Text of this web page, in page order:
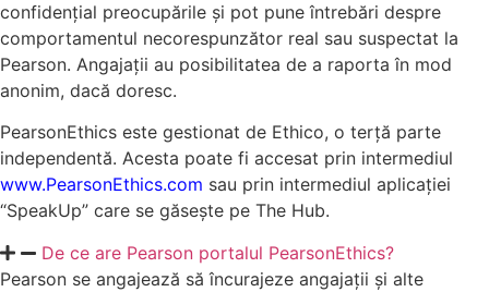
confidențial preocupările și pot pune întrebări despre
comportamentul necorespunzător real sau suspectat la
Pearson. Angajații au posibilitatea de a raporta în mod
anonim, dacă doresc.
PearsonEthics este gestionat de Ethico, o terță parte
independentă. Acesta poate fi accesat prin intermediul
www.PearsonEthics.com sau prin intermediul aplicației
“SpeakUp” care se găsește pe The Hub.
De ce are Pearson portalul PearsonEthics?
Pearson se angajează să încurajeze angajații și alte